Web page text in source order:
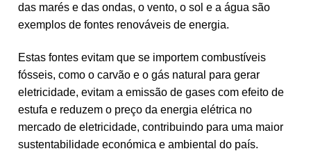
das marés e das ondas, o vento, o sol e a água são
exemplos de fontes renováveis de energia.
Estas fontes evitam que se importem combustíveis
fósseis, como o carvão e o gás natural para gerar
eletricidade, evitam a emissão de gases com efeito de
estufa e reduzem o preço da energia elétrica no
mercado de eletricidade, contribuindo para uma maior
sustentabilidade económica e ambiental do país.